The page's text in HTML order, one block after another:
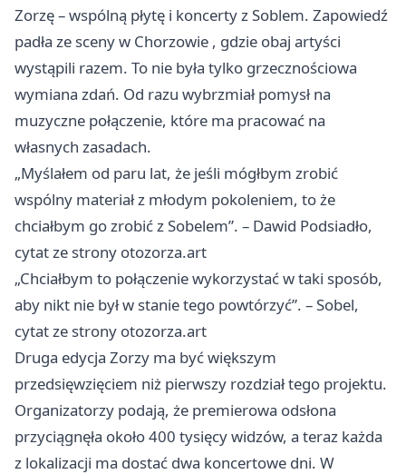
Zorzę – wspólną płytę i koncerty z Soblem. Zapowiedź
padła ze sceny w Chorzowie , gdzie obaj artyści
wystąpili razem. To nie była tylko grzecznościowa
wymiana zdań. Od razu wybrzmiał pomysł na
muzyczne połączenie, które ma pracować na
własnych zasadach.
„Myślałem od paru lat, że jeśli mógłbym zrobić
wspólny materiał z młodym pokoleniem, to że
chciałbym go zrobić z Sobelem”. – Dawid Podsiadło,
cytat ze strony otozorza.art
„Chciałbym to połączenie wykorzystać w taki sposób,
aby nikt nie był w stanie tego powtórzyć”. – Sobel,
cytat ze strony otozorza.art
Druga edycja Zorzy ma być większym
przedsięwzięciem niż pierwszy rozdział tego projektu.
Organizatorzy podają, że premierowa odsłona
przyciągnęła około 400 tysięcy widzów, a teraz każda
z lokalizacji ma dostać dwa koncertowe dni. W